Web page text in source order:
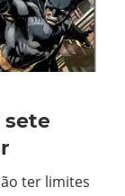
sete
ter limites